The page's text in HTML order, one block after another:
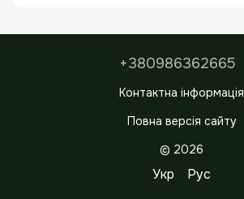
+380986362665
Контактна інформація
Повна версія сайту
© 2026
Укр Рус